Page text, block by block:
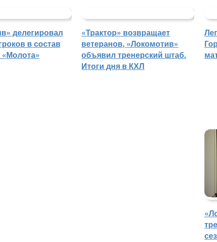
делегировал
в состав
«Трактор» возвращает
ветеранов, «Локомотив»
объявил тренерский штаб.
Итоги дня в КХЛ